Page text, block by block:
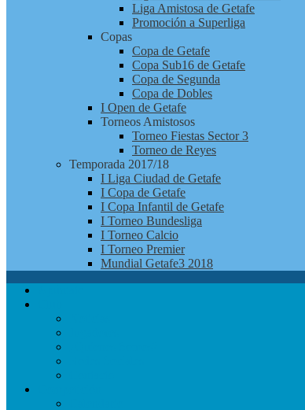
Liga Amistosa de Getafe
Promoción a Superliga
Copas
Copa de Getafe
Copa Sub16 de Getafe
Copa de Segunda
Copa de Dobles
I Open de Getafe
Torneos Amistosos
Torneo Fiestas Sector 3
Torneo de Reyes
Temporada 2017/18
I Liga Ciudad de Getafe
I Copa de Getafe
I Copa Infantil de Getafe
I Torneo Bundesliga
I Torneo Calcio
I Torneo Premier
Mundial Getafe3 2018